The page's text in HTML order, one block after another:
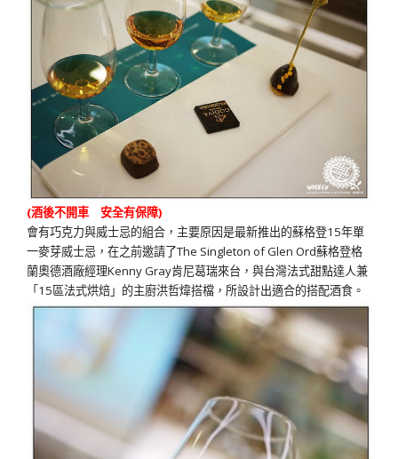
(酒後不開車 安全有保障)
會有巧克力與威士忌的組合，主要原因是最新推出的蘇格登15年單
一麥芽威士忌，在之前邀請了The Singleton of Glen Ord蘇格登格
蘭奧德酒廠經理Kenny Gray肯尼葛瑞來台，與台灣法式甜點達人兼
「15區法式烘焙」的主廚洪哲煒搭檔，所設計出適合的搭配酒食。